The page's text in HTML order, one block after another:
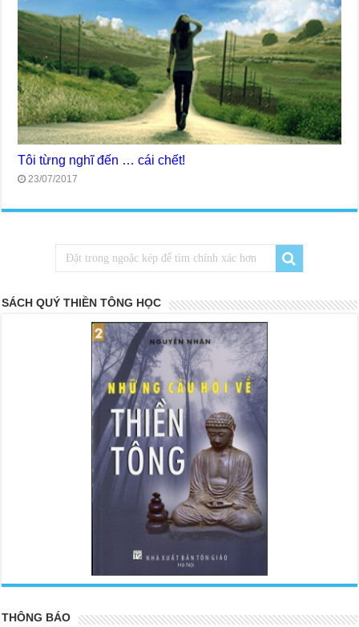
Tôi từng nghĩ đến … cái chết!
23/07/2017
SÁCH QUÝ THIỀN TÔNG HỌC
THÔNG BÁO